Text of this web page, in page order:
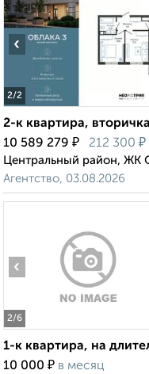
2/2
‹
2-к квартира,
10 589 279 ₽ 212 300 ₽
Центральный район, ЖК
Агентство, 03.08.2026
2/6
‹
1-к квартира, на
10 000 ₽ в месяц